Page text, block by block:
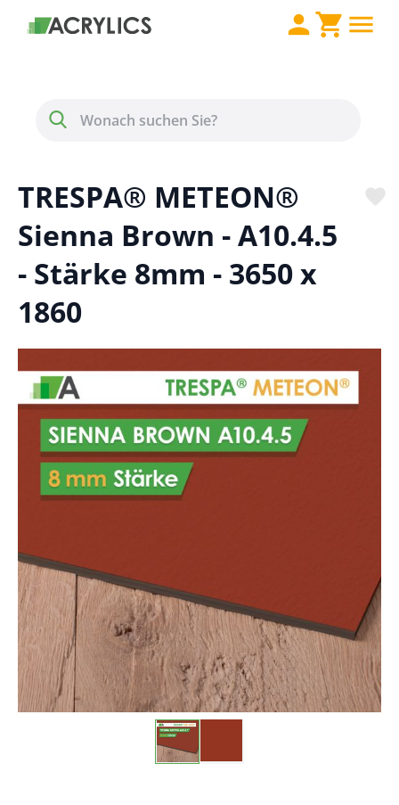
Menü
TRESPA® METEON®
Sienna Brown - A10.4.5
- Stärke 8mm - 3650 x
1860